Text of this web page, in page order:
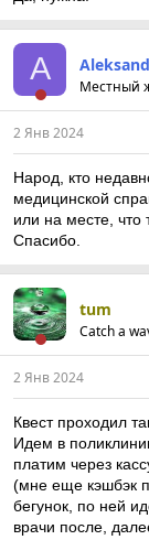
A Местный
2 Янв 2024
Народ, кто
медицинской
или на месте, что
Спасибо.
tum
Catch a
2 Янв 2024
Квест проходил
Идем в
платим через
(мне еще кэшбэк
бегунок, по ней
врачи после,